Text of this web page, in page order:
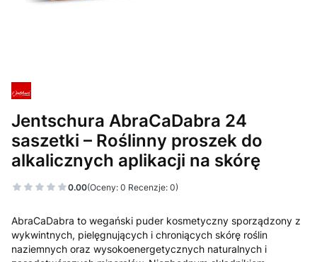
Jentschura AbraCaDabra 24
saszetki – Roślinny proszek do
alkalicznych aplikacji na skórę
0.00(Oceny: 0 Recenzje: 0)
AbraCaDabra to wegański puder kosmetyczny sporządzony z
wykwintnych, pielęgnujących i chroniących skórę roślin
naziemnych oraz wysokoenergetycznych naturalnych i